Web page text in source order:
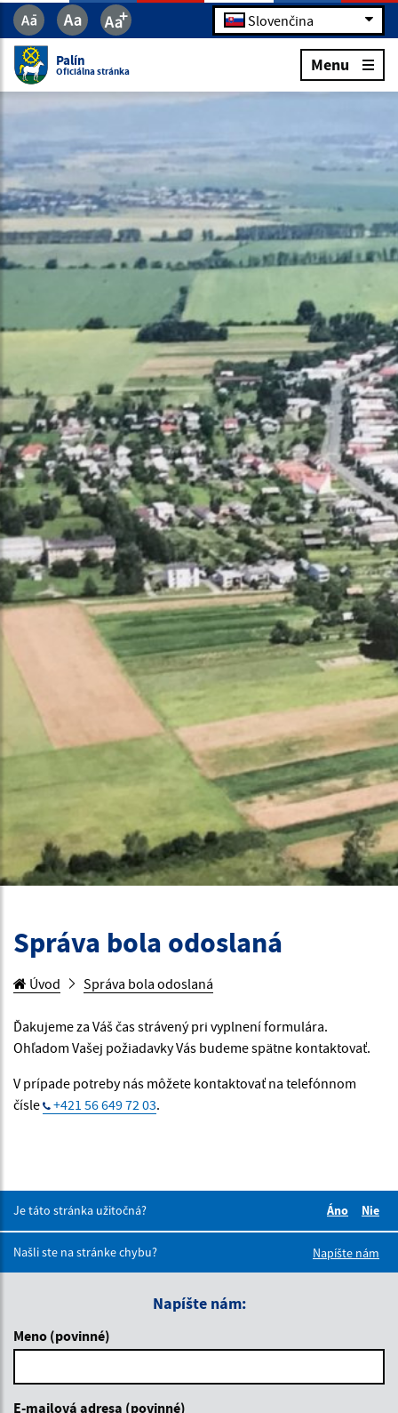
Slovenčina
Palín
Oficiálna stránka Menu
Správa bola odoslaná
Úvod Správa bola odoslaná
Ďakujeme za Váš čas strávený pri vyplnení formulára.
Ohľadom Vašej požiadavky Vás budeme spätne kontaktovať.
V prípade potreby nás môžete kontaktovať na telefónnom
čísle
+421 56 649 72 03.
Je táto stránka užitočná?
Áno
Nie
Našli ste na stránke chybu?
Napíšte nám
Napíšte nám:
Meno (povinné)
E-mailová adresa (povinné)